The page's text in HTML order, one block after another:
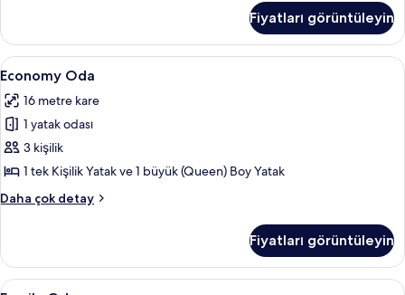
görün
MEN
ONLY
hakkında
fazla
detay
Fiyatları görüntüleyin
Economy
Oda
için
tüm
fotoğrafları
görün
Economy Oda | Minibar, ses
6
Economy Oda
16 metre kare
1 yatak odası
3 kişilik
1 tek Kişilik Yatak ve 1 büyük (Queen) Boy Yatak
Daha çok detay
Economy
fazla
detay
Fiyatları görüntüleyin
Family
Family Oda | Minibar, ses yalıtımı,